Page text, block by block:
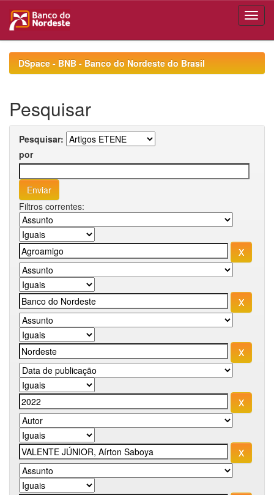
navigationDSpace - BNB - Banco do Nordeste do Brasil
Pesquisar
Pesquisar:
por
Filtros correntes: